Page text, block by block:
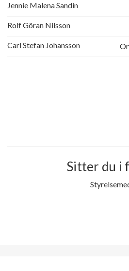
Jennie Malena Sandin
Rolf Göran Nilsson
Carl Stefan Johansson
Sitter du i